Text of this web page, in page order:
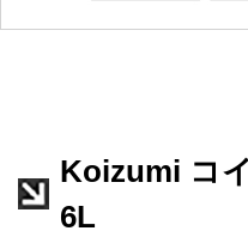
Koizumi コ
6L